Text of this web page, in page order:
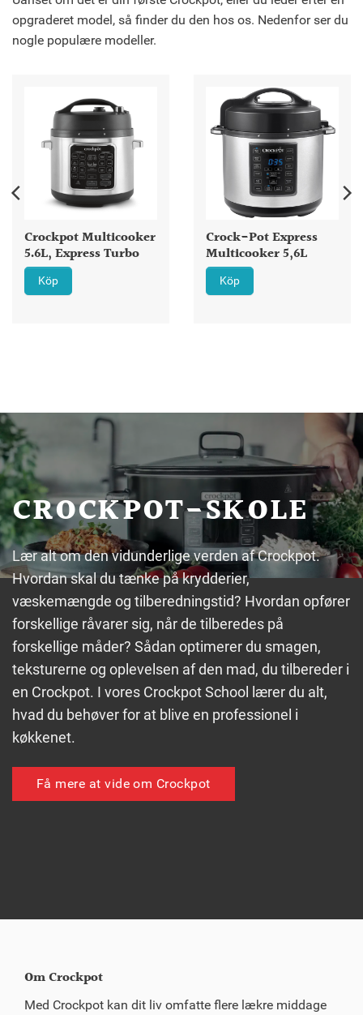
opgraderet model, så finder du den hos os. Nedenfor ser du
nogle populære modeller.
Crockpot Multicooker
5.6L, Express Turbo
Köp
Crock-Pot Express
Multicooker 5,6L
Köp
CROCKPOT-SKOLE
Lær alt om den vidunderlige verden af Crockpot.
Hvordan skal du tænke på krydderier,
væskemængde og tilberedningstid? Hvordan opfører
forskellige råvarer sig, når de tilberedes på
forskellige måder? Sådan optimerer du smagen,
teksturerne og oplevelsen af den mad, du tilbereder i
en Crockpot. I vores Crockpot School lærer du alt,
hvad du behøver for at blive en professionel i
køkkenet.
Få mere at vide om Crockpot
Om Crockpot
Med Crockpot kan dit liv omfatte flere lækre middage